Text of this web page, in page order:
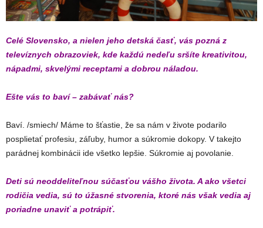
Celé Slovensko, a nielen jeho detská časť, vás pozná z
televíznych obrazoviek, kde každú nedeľu sršíte kreativitou,
nápadmi, skvelými receptami a dobrou náladou.
Ešte vás to baví – zabávať nás?
Baví. /smiech/ Máme to šťastie, že sa nám v živote podarilo
posplietať profesiu, záľuby, humor a súkromie dokopy. V takejto
parádnej kombinácii ide všetko lepšie. Súkromie aj povolanie.
Deti sú neoddeliteľnou súčasťou vášho života. A ako všetci
rodičia vedia, sú to úžasné stvorenia, ktoré nás však vedia aj
poriadne unaviť a potrápiť.